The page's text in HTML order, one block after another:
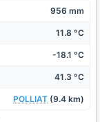
956 mm
11.8 °C
-18.1 °C
41.3 °C
POLLIAT (9.4 km)